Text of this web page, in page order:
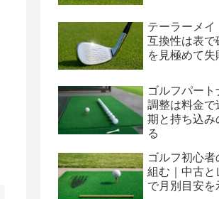
テーラーメ
互換性は表で
を見極めて失
ゴルフパート
調整は料金で
期と持ち込み
る
ゴルフ初心者
組む｜中古と
で月別目安を